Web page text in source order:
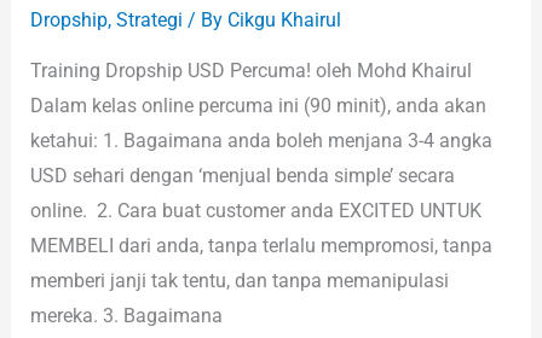
Dropship, Strategi / By Cikgu Khairul
Training Dropship USD Percuma! oleh Mohd Khairul
Dalam kelas online percuma ini (90 minit), anda akan
ketahui: 1. Bagaimana anda boleh menjana 3-4 angka
USD sehari dengan ‘menjual benda simple’ secara
online. 2. Cara buat customer anda EXCITED UNTUK
MEMBELI dari anda, tanpa terlalu mempromosi, tanpa
memberi janji tak tentu, dan tanpa memanipulasi
mereka. 3. Bagaimana